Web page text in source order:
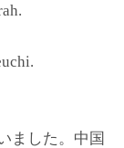
ました。中国